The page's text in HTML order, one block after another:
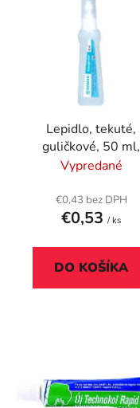
Lepidlo, tekuté,
guličkové, 50 ml,
DONAU
Vypredané
€0,43 bez DPH
€0,53 / ks
DO KOŠÍKA